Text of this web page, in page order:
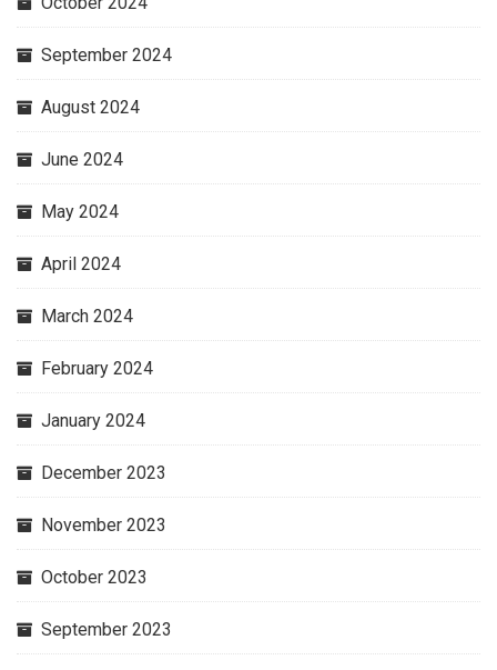
September 2024
August 2024
June 2024
May 2024
April 2024
March 2024
February 2024
January 2024
December 2023
November 2023
October 2023
September 2023